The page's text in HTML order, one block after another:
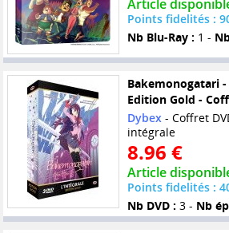
Article
Points fidelités :
Nb Blu-Ray : 1 -
Bakemonogatari
Edition Gold -
Dybex - Coffret
intégrale
8.96 €
Article
Points fidelités :
Nb DVD : 3 - Nb